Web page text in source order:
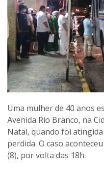
Uma mulher de 40 anos
Avenida Rio Branco, na
Natal, quando foi
perdida. O caso
(8), por volta das 18h.